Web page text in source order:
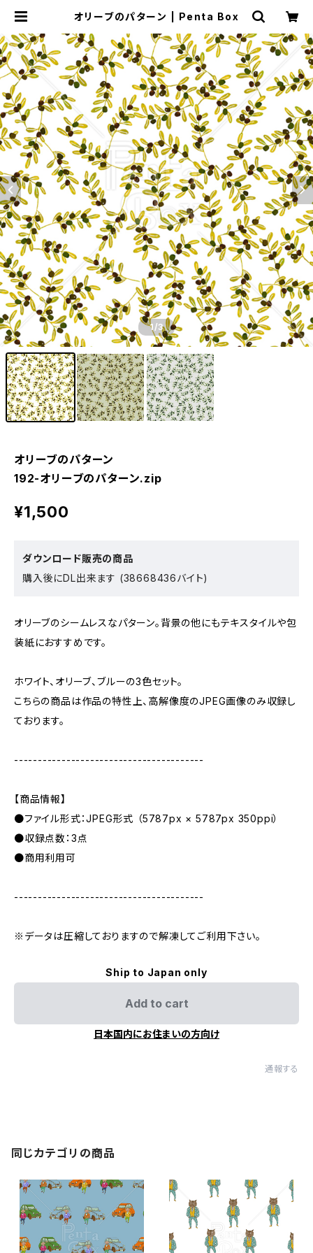
オリーブのパターン | Penta Box
1 /3
オリーブのパターン
192-オリーブのパターン.zip
¥1,500
ダウンロード販売の商品
購入後にDL出来ます (38668436バイト)
オリーブのシームレスなパターン。背景の他にもテキスタイルや包
装紙におすすめです。
ホワイト、オリーブ、ブルーの3色セット。
こちらの商品は作品の特性上、高解像度のJPEG画像のみ収録し
ております。
----------------------------------------
【商品情報】
●ファイル形式：JPEG形式 （5787px × 5787px 350ppi）
●収録点数：3点
●商用利用可
----------------------------------------
※データは圧縮しておりますので解凍してご利用下さい。
Ship to Japan only
Add to cart
日本国内にお住まいの方向け
通報する
同じカテゴリの商品